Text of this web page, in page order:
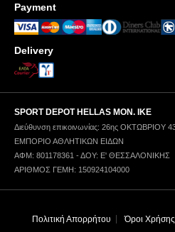
Payment
Delivery
SPORT DEPOT HELLAS ΜΟΝ. ΙΚΕ
Διεύθυνση επικοινωνίας: 26ης ΟΚΤΩΒΡΙΟΥ
ΕΜΠΟΡΙΟ ΑΘΛΗΤΙΚΩΝ ΕΙΔΩΝ
ΑΦΜ: 801178361 - ΔΟΥ: Ε' ΘΕΣΣΑΛΟΝΙΚΗΣ
ΑΡΙΘΜΟΣ ΓΕΜΗ: 150924104000
Πολιτική Απορρήτου Όροι Χρήσης